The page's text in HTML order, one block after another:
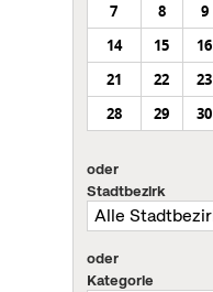
7
8 9
14
15 16
21
22 23
28
29 30
oder
Stadtbezirk
oder
Kategorie